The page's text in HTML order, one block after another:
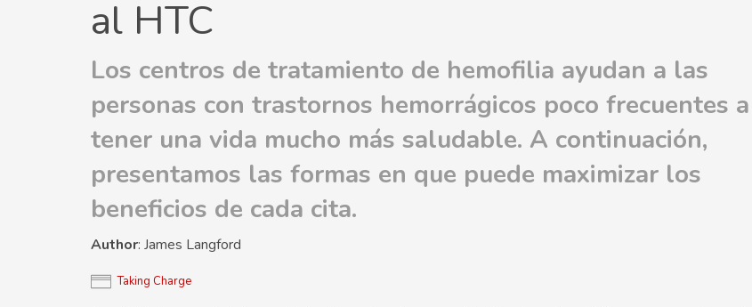
al HTC
Los centros de tratamiento de hemofilia ayudan a las
personas con trastornos hemorrágicos poco frecuentes a
tener una vida mucho más saludable. A continuación,
presentamos las formas en que puede maximizar los
beneficios de cada cita.
Author: James Langford
Taking Charge